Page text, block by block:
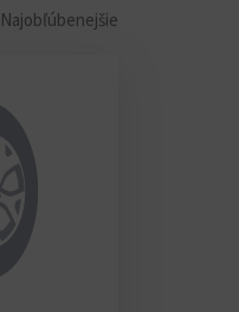
Najobľúbenejšie